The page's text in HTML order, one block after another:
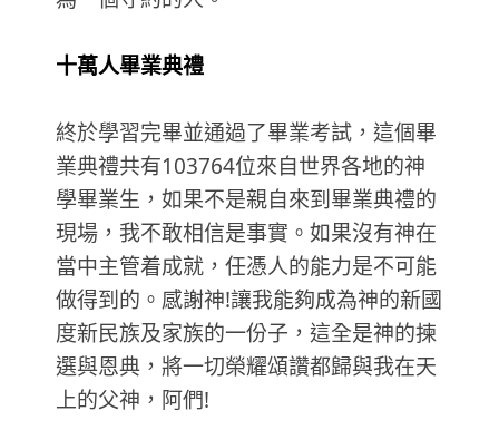
十萬人畢業典禮
終於學習完畢並通過了畢業考試，這個畢
業典禮共有103764位來自世界各地的神
學畢業生，如果不是親自來到畢業典禮的
現場，我不敢相信是事實。如果沒有神在
當中主管着成就，任憑人的能力是不可能
做得到的。感謝神!讓我能夠成為神的新國
度新民族及家族的一份子，這全是神的揀
選與恩典，將一切榮耀頌讚都歸與我在天
上的父神，阿們!